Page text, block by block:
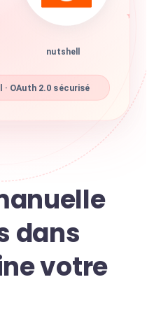
nutshell
OAuth 2.0 sécurisé
dans
votre